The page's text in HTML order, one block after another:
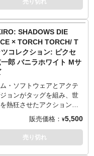
、そのほつれは不良はなく
。
ラボレーションTシャツが
調にピクセルデザイン。そ
プさとは裏腹に、なんと8
シルクスクリーンを使用
まった謎の豪華仕様。
しっかりとした厚みの5.6
を採用。着心地が良く、
洗っても型崩れしづらく風
出るのが特徴です。
も、葦名のため…
ズ（着丈／身幅／肩幅／袖
売り切れ
SHADOWS DIE
× TORCH TORCH/ T
コレクション: ピクセ
郎 バニラホワイト Mサ
・ソフトウェアとアクテ
ョンがタッグを組み、世
熱狂させたアクション・
ベンチャーゲーム
SHADOWS DIE
』。「TORCH TORCH」
ラボレーションTシャツが
販売価格： ¥5,500
売り切れ